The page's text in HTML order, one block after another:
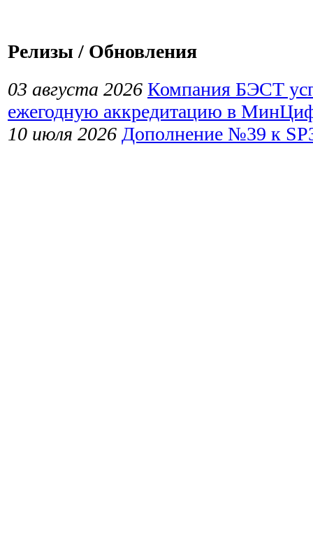
Релизы / Обновления
03 августа 2026 Компания БЭСТ
ежегодную аккредитацию в
10 июля 2026 Дополнение №39 к